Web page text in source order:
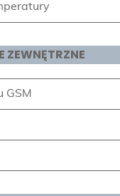
ZEWNĘTRZNE
GSM